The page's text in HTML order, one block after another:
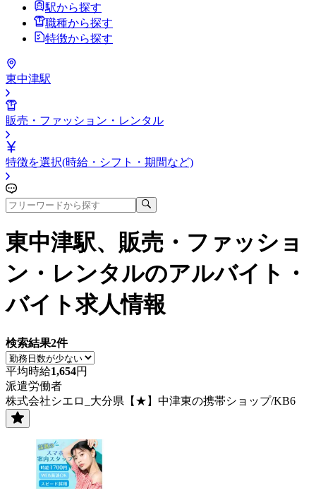
駅から探す
職種から探す
特徴から探す
東中津駅
販売・ファッション・レンタル
特徴を選択(時給・シフト・期間など)
東中津駅、販売・ファッショ
ン・レンタルのアルバイト・
バイト求人情報
検索結果2件
平均時給1,654円
派遣労働者
株式会社シエロ_大分県【★】中津東の携帯ショップ/KB6